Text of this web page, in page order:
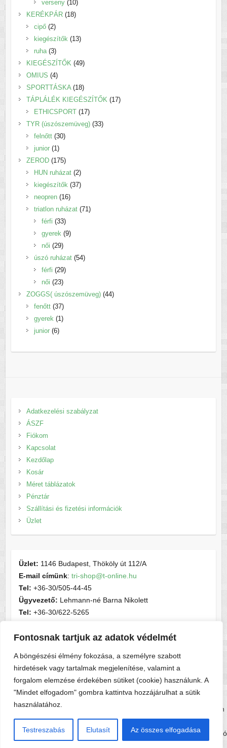
Fontosnak tartjuk az adatok védelmét
A böngészési élmény fokozása, a személyre szabott
hirdetések vagy tartalmak megjelenítése, valamint a
forgalom elemzése érdekében sütiket (cookie) használunk. A
"Mindet elfogadom" gombra kattintva hozzájárulhat a sütik
használatához.
Testreszabás Elutasít Az összes elfogadása
termék
verseny 1010
termék
KERÉKPÁR 1818
cipő 22
termék
kiegészítők 1313
ruha 33
termék
KIEGÉSZÍTŐK 4949
OMIUS 44
termék
SPORTTÁSKA 1818
termék
TÁPLÁLÉK KIEGÉSZÍTŐK 1717
ETHICSPORT 1717
termék
TYR (úszószemüveg) 3333
felnőtt 3030
junior 1 1
termék
ZEROD 175175
termék
HUN ruházat 22
termék
kiegészítők 3737
neopren 1616
termék
triatlon ruházat 71 71
férfi 3333
termék
gyerek 99
női 2929
termék
úszó ruházat 5454
férfi 2929
termék
női 2323
termék
ZOGGS( úszószemüveg) 4444
fenőtt 3737
termék
gyerek 1 1
junior 66
Adatkezelési szabályzat
ÁSZF
Fiókom
Kapcsolat
Kezdőlap
Kosár
Méret táblázatok
Pénztár
Szállítási és fizetési információk
Üzlet
Üzlet: 1146 Budapest, Thököly út 112/A
E-mail címünk: tri-shop@t-online.hu
Tel: +36-30/505-44-45
Ügyvezető: Lehmann-né Barna Nikolett
Tel: +36-30/622-5265
Cégjegyzékszám:cg05-06-015156
Copyright © 2026Tri-shop . A sablont készítette:ColorlibMűködteti:WordPress